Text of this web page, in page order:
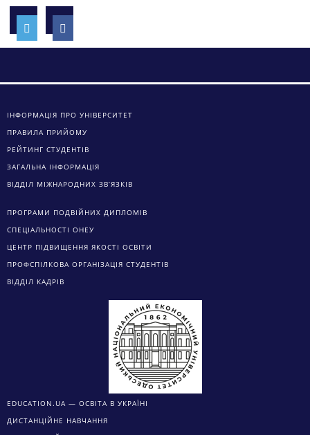
ІНФОРМАЦІЯ ПРО УНІВЕРСИТЕТ
ПРАВИЛА ПРИЙОМУ
РЕЙТИНГ СТУДЕНТІВ
ЗАГАЛЬНА ІНФОРМАЦІЯ
ВІДДІЛ МІЖНАРОДНИХ ЗВ’ЯЗКІВ
ПРОГРАМИ ПОДВІЙНИХ ДИПЛОМІВ
СПЕЦІАЛЬНОСТІ ОНЕУ
ЦЕНТР ПІДВИЩЕННЯ ЯКОСТІ ОСВІТИ
ПРОФСПІЛКОВА ОРГАНІЗАЦІЯ СТУДЕНТІВ
ВІДДІЛ КАДРІВ
EDUCATION.UA — ОСВІТА В УКРАЇНІ
ДИСТАНЦІЙНЕ НАВЧАННЯ